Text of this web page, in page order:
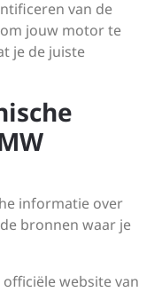
van de
jouw motor te
je de juiste
informatie over
bronnen waar je
website van